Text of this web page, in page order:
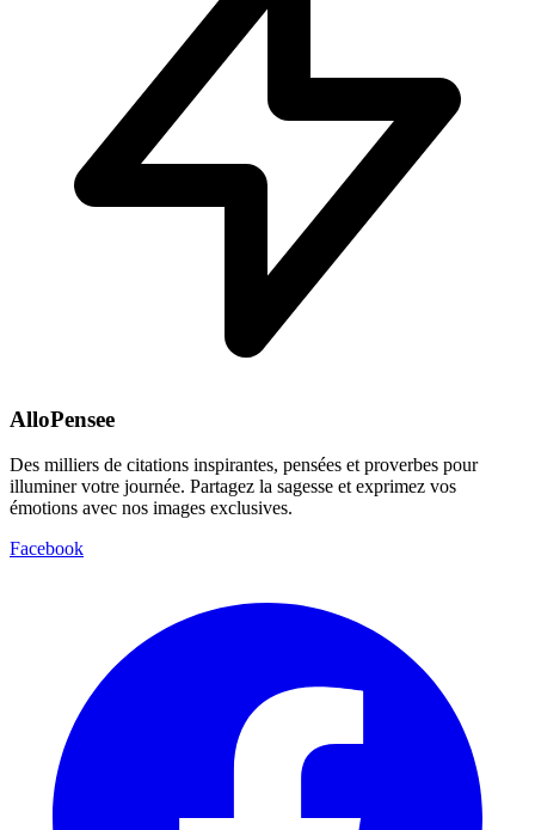
AlloPensee
Des milliers de citations inspirantes, pensées et proverbes pour
illuminer votre journée. Partagez la sagesse et exprimez vos
émotions avec nos images exclusives.
Facebook